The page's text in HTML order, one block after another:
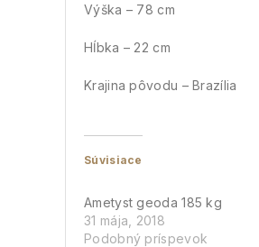
Výška – 78 cm
Hĺbka – 22 cm
Krajina pôvodu – Brazília
Súvisiace
Ametyst geoda 185 kg
31 mája, 2018
Podobný príspevok